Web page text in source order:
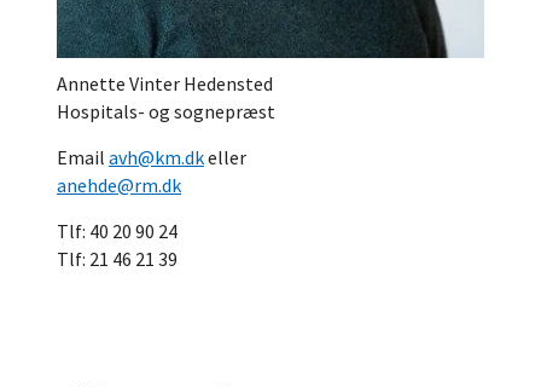
Annette Vinter Hedensted
Hospitals- og sognepræst
Email avh@km.dkeller
anehde@rm.dk
Tlf: 40 20 90 24
Tlf: 21 46 21 39